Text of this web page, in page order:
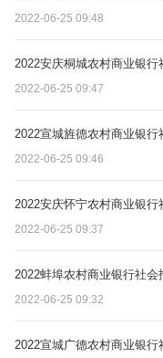
2022-06-25 09:48
2022安庆桐城农村商业银
2022-06-25 09:47
2022宣城旌德农村商业银
2022-06-25 09:46
2022安庆怀宁农村商业银
2022-06-25 09:37
2022蚌埠农村商业银行社
2022-06-25 09:32
2022宣城广德农村商业银